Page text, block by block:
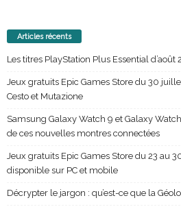
Articles récents
Les titres PlayStation Plus Essential d’août
Jeux gratuits Epic Games Store du 30
Cesto et Mutazione
Samsung Galaxy Watch 9 et Galaxy
de ces nouvelles montres connectées
Jeux gratuits Epic Games Store du 23 au
disponible sur PC et mobile
Décrypter le jargon : qu’est-ce que la